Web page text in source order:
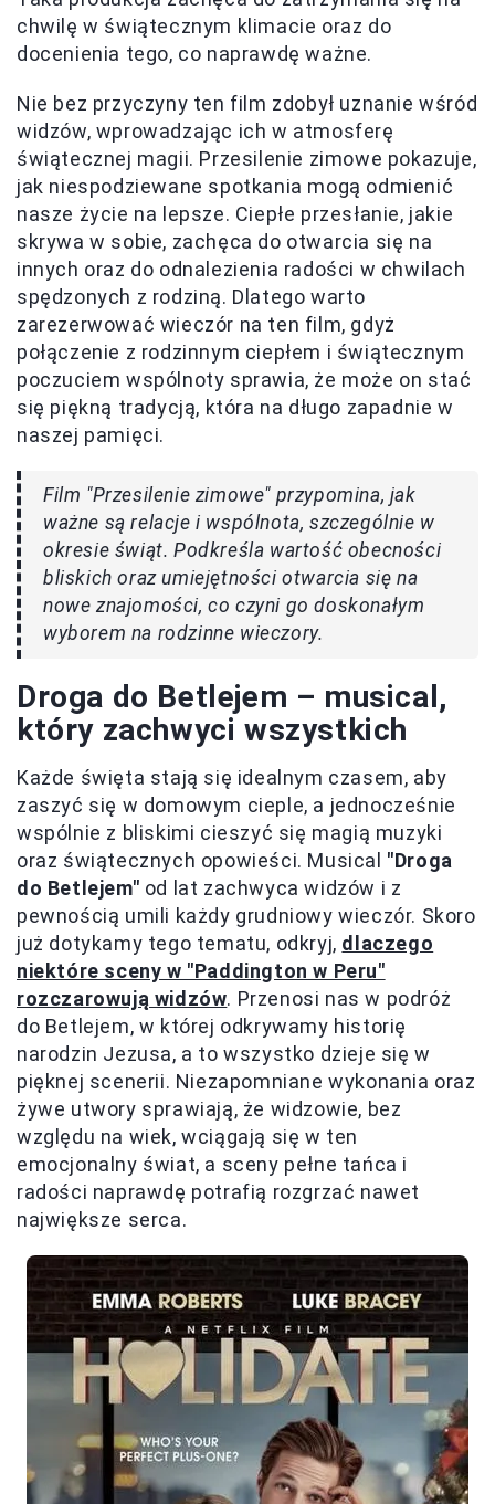
chwilę w świątecznym klimacie oraz do
docenienia tego, co naprawdę ważne.
Nie bez przyczyny ten film zdobył uznanie wśród
widzów, wprowadzając ich w atmosferę
świątecznej magii. Przesilenie zimowe pokazuje,
jak niespodziewane spotkania mogą odmienić
nasze życie na lepsze. Ciepłe przesłanie, jakie
skrywa w sobie, zachęca do otwarcia się na
innych oraz do odnalezienia radości w chwilach
spędzonych z rodziną. Dlatego warto
zarezerwować wieczór na ten film, gdyż
połączenie z rodzinnym ciepłem i świątecznym
poczuciem wspólnoty sprawia, że może on stać
się piękną tradycją, która na długo zapadnie w
naszej pamięci.
Film "Przesilenie zimowe" przypomina, jak
ważne są relacje i wspólnota, szczególnie w
okresie świąt. Podkreśla wartość obecności
bliskich oraz umiejętności otwarcia się na
nowe znajomości, co czyni go doskonałym
wyborem na rodzinne wieczory.
Droga do Betlejem – musical,
który zachwyci wszystkich
Każde święta stają się idealnym czasem, aby
zaszyć się w domowym cieple, a jednocześnie
wspólnie z bliskimi cieszyć się magią muzyki
oraz świątecznych opowieści. Musical "Droga
do Betlejem" od lat zachwyca widzów i z
pewnością umili każdy grudniowy wieczór. Skoro
już dotykamy tego tematu, odkryj, dlaczego
niektóre sceny w "Paddington w Peru"
rozczarowują widzów. Przenosi nas w podróż
do Betlejem, w której odkrywamy historię
narodzin Jezusa, a to wszystko dzieje się w
pięknej scenerii. Niezapomniane wykonania oraz
żywe utwory sprawiają, że widzowie, bez
względu na wiek, wciągają się w ten
emocjonalny świat, a sceny pełne tańca i
radości naprawdę potrafią rozgrzać nawet
największe serca.